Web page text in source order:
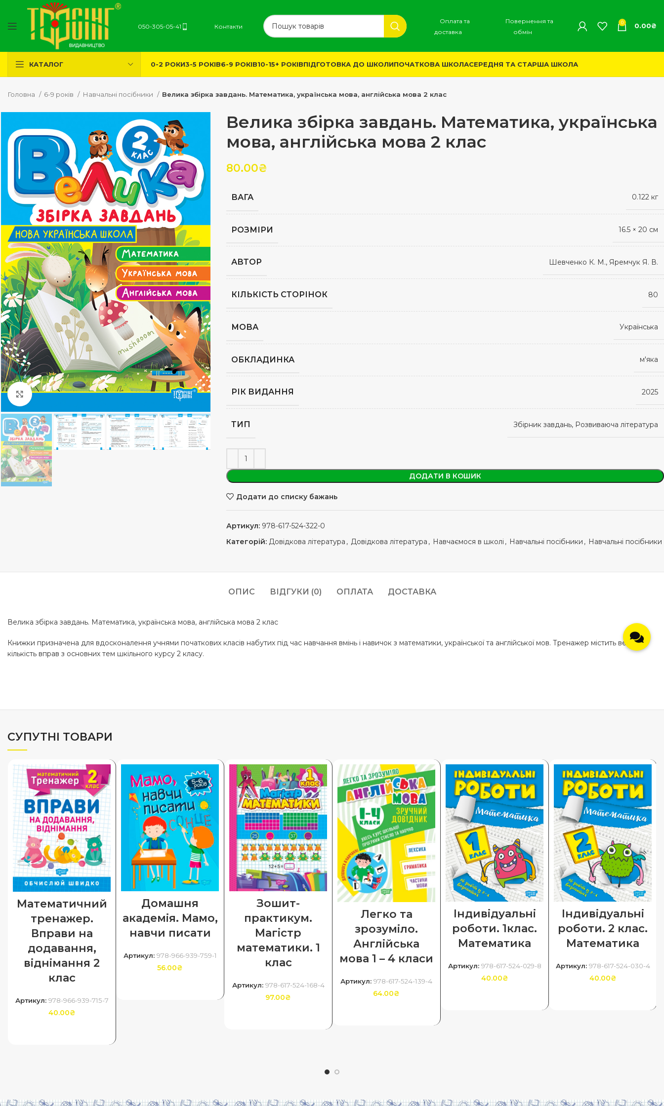
050-305-05-41 Контакти
Оплата та
доставка
Повернення та
обмін
0 0.00₴
КАТАЛОГ 0-2 РОКИ3-5 РОКІВ6-9 РОКІВ10-15+ РОКІВПІДГОТОВКА ДО ШКОЛИПОЧАТКОВА ШКОЛАСЕРЕДНЯ ТА СТАРША ШКОЛА
Головна 6-9 років Навчальні посібники Велика збірка завдань. Математика, українська мова, англійська мова 2 клас
Клацніть, щоб збільшити
Велика збірка завдань. Математика, українська
мова, англійська мова 2 клас
80.00₴
ВАГА 0.122 кг
РОЗМІРИ 16.5 × 20 см
АВТОР Шевченко К. М., Яремчук Я. В.
КІЛЬКІСТЬ СТОРІНОК 80
МОВА Українська
ОБКЛАДИНКА м'яка
РІК ВИДАННЯ 2025
ТИП Збірник завдань, Розвиваюча література
ДОДАТИ В КОШИК
Додати до списку бажань
Артикул: 978-617-524-322-0
Категорій: Довідкова література , Довідкова література , Навчаємося в школі , Навчальні посібники , Навчальні посібники
ОПИС ВІДГУКИ (0) ОПЛАТА ДОСТАВКА
Велика збірка завдань. Математика, українська мова, англійська мова 2 клас
Книжки призначена для вдосконалення учнями початкових класів набутих під час навчання вмінь і навичок з математики, української та англійської мов. Тренажер містить велику
кількість вправ з основних тем шкільного курсу 2 класу.
СУПУТНІ ТОВАРИ
Математичний
тренажер.
Вправи на
додавання,
віднімання 2
клас
Артикул: 978-966-939-715-7
40.00₴
Домашня
академія. Мамо,
навчи писати
Артикул: 978-966-939-759-1
56.00₴
Зошит-
практикум.
Магiстр
математики. 1
клас
Артикул: 978-617-524-168-4
97.00₴
Легко та
зрозуміло.
Англійська
мова 1 – 4 класи
Артикул: 978-617-524-139-4
64.00₴
Індивідуальні
роботи. 1клас.
Математика
Артикул: 978-617-524-029-8
40.00₴
Індивідуальні
роботи. 2 клас.
Математика
Артикул: 978-617-524-030-4
40.00₴